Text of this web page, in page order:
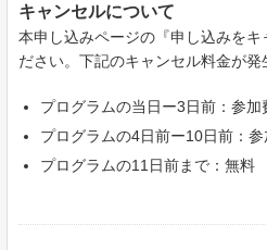
キャンセルについて
本申し込みページの『申し込みをキ
ださい。下記のキャンセル料金が発
プログラムの当日ー3日前：参加
プログラムの4日前ー10日前：参
プログラムの11日前まで：無料